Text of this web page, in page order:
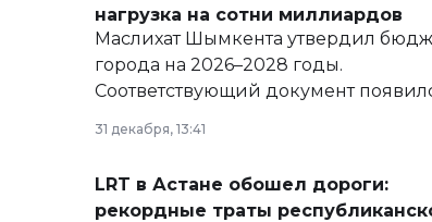
нагрузка на сотни миллиардов
Маслихат Шымкента утвердил
города на 2026–2028 годы.
Соответствующий документ
базе нормативных правовых актов и
сайте маслихат города.
31 декабря, 13:41
LRT в Астане обошел дороги:
рекордные траты